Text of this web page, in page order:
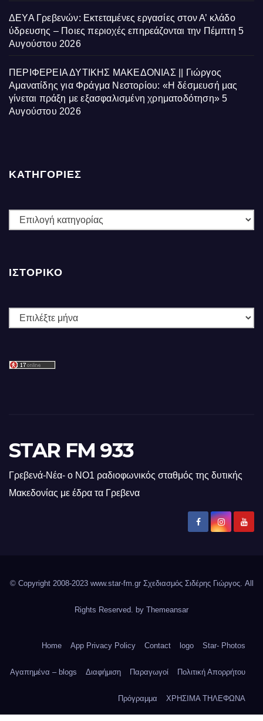
ΔΕΥΑ Γρεβενών: Εκτεταμένες εργασίες στον Α’ κλάδο
ύδρευσης – Ποιες περιοχές επηρεάζονται την Πέμπτη 5
Αυγούστου 2026
ΠΕΡΙΦΕΡΕΙΑ ΔΥΤΙΚΗΣ ΜΑΚΕΔΟΝΙΑΣ || Γιώργος
Αμανατίδης για Φράγμα Νεστορίου: «Η δέσμευσή μας
γίνεται πράξη με εξασφαλισμένη χρηματοδότηση» 5
Αυγούστου 2026
ΚΑΤΗΓΟΡΙΕΣ
ΚΑΤΗΓΟΡΙΕΣ
ΙΣΤΟΡΙΚΌ
Ιστορικό
STAR FM 933
Γρεβενά-Νέα- ο ΝΟ1 ραδιοφωνικός σταθμός της δυτικής
Μακεδονίας με έδρα τα Γρεβενα
© Copyright 2008-2023 www.star-fm.gr Σχεδιασμός Σιδέρης Γιώργος. All
Rights Reserved. by Themeansar
Home App Privacy Policy Contact logo Star- Photos
Αγαπημένα – blogs Διαφήμιση Παραγωγοί Πολιτική Απορρήτου
Πρόγραμμα ΧΡΗΣΙΜΑ ΤΗΛΕΦΩΝΑ